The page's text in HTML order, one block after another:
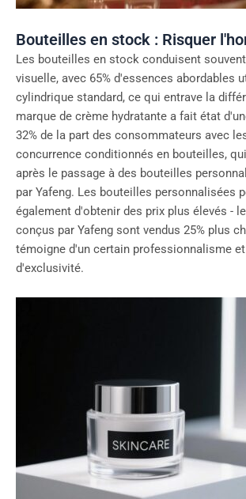
Bouteilles en stock : Risquer
Les bouteilles en stock conduisent
visuelle, avec 65% d'essences abordables
cylindrique standard, ce qui entrave la
marque de crème hydratante a fait état
32% de la part des consommateurs avec
concurrence conditionnés en bouteilles,
après le passage à des bouteilles
par Yafeng. Les bouteilles personnalisées
également d'obtenir des prix plus élevés -
conçus par Yafeng sont vendus 25% plus
témoigne d'un certain professionnalisme
d'exclusivité.